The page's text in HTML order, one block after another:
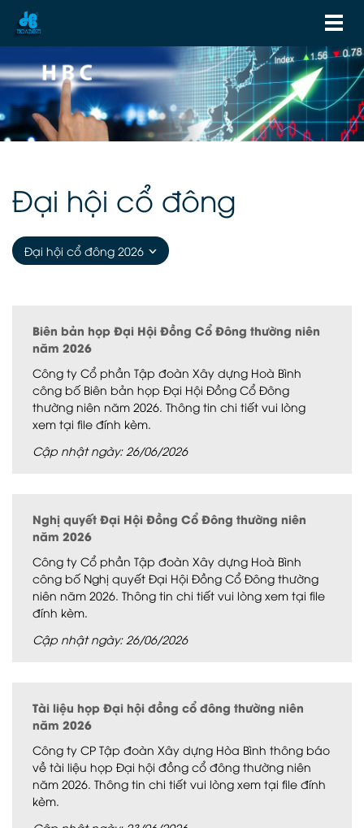
Đại hội cổ đông
Đại hội cổ đông 2026
Biên bản họp Đại Hội Đồng Cổ Đông thường niên
năm 2026
Công ty Cổ phần Tập đoàn Xây dựng Hoà Bình
công bố Biên bản họp Đại Hội Đồng Cổ Đông
thường niên năm 2026. Thông tin chi tiết vui lòng
xem tại file đính kèm.
Cập nhật ngày: 26/06/2026
Nghị quyết Đại Hội Đồng Cổ Đông thường niên
năm 2026
Công ty Cổ phần Tập đoàn Xây dựng Hoà Bình
công bố Nghị quyết Đại Hội Đồng Cổ Đông thường
niên năm 2026. Thông tin chi tiết vui lòng xem tại file
đính kèm.
Cập nhật ngày: 26/06/2026
Tài liệu họp Đại hội đồng cổ đông thường niên
năm 2026
Công ty CP Tập đoàn Xây dựng Hòa Bình thông báo
về tài liệu họp Đại hội đồng cổ đông thường niên
năm 2026. Thông tin chi tiết vui lòng xem tại file đính
kèm.